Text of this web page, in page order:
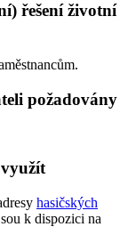
řešení životní
požadovány
hasičských
k dispozici na